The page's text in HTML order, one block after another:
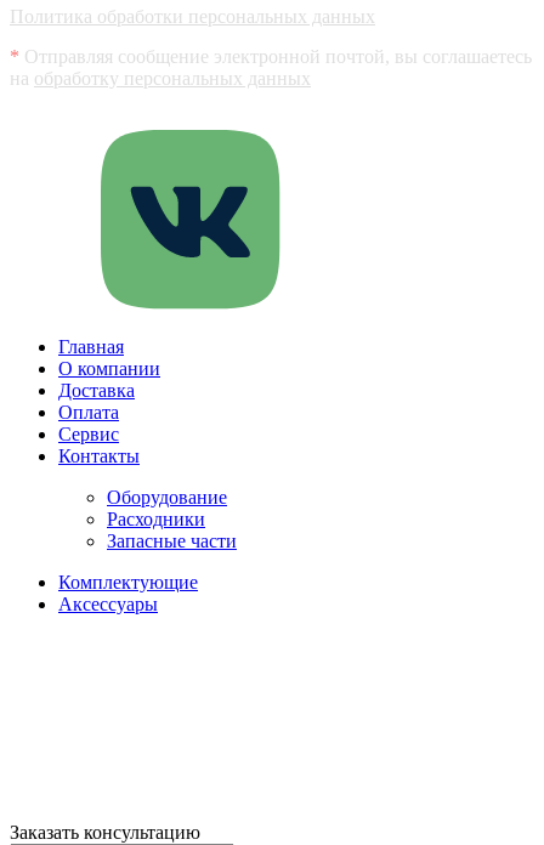
Политика обработки персональных данных
* Отправляя сообщение электронной почтой, вы соглашаетесь
на обработку персональных данных
Главная
О компании
Доставка
Оплата
Сервис
Контакты
Оборудование
Расходники
Запасные части
Комплектующие
Аксессуары
Заказать консультацию